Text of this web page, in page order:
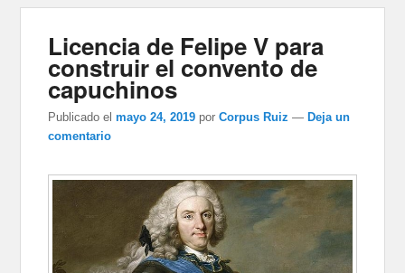
Licencia de Felipe V para
construir el convento de
capuchinos
Publicado el mayo 24, 2019 porCorpus Ruiz — Deja un
comentario